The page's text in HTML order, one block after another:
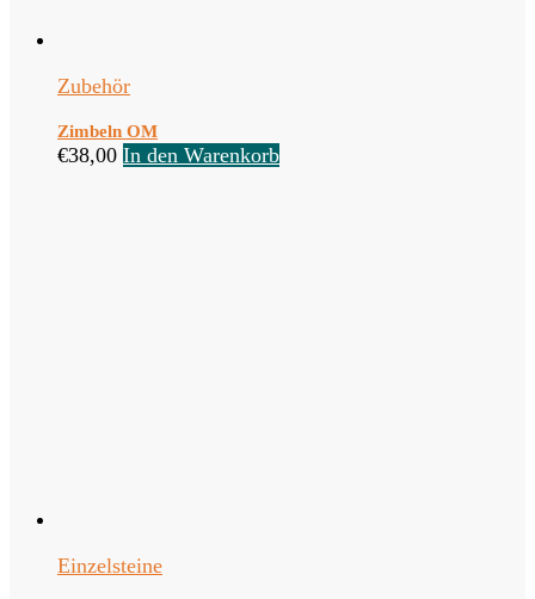
Zubehör
Zimbeln OM
€38,00 In den Warenkorb
Einzelsteine